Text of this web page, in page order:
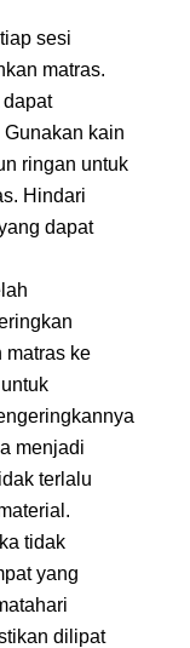
sesi
matras.
kain
ringan untuk
Hindari
dapat
matras ke
menjadi
terlalu
tidak
yang
dilipat